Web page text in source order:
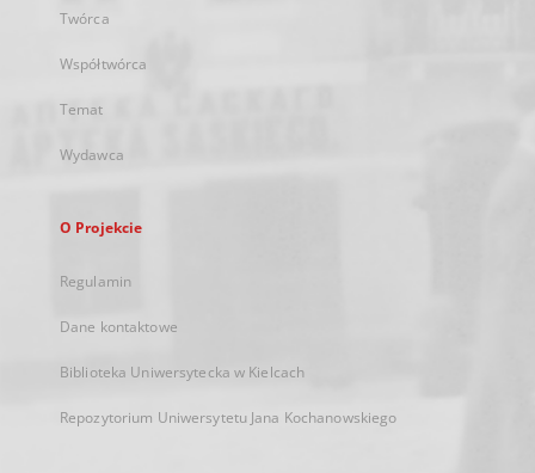
Twórca
Współtwórca
Temat
Wydawca
O Projekcie
Regulamin
Dane kontaktowe
Biblioteka Uniwersytecka w Kielcach
Repozytorium Uniwersytetu Jana Kochanowskiego